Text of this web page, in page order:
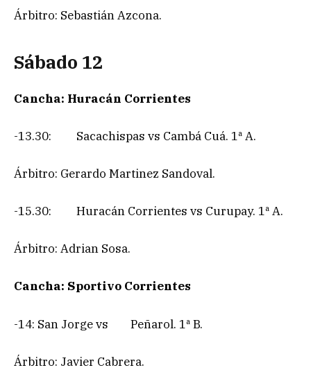
Árbitro: Sebastián Azcona.
Sábado 12
Cancha: Huracán Corrientes
-13.30: Sacachispas vs Cambá Cuá. 1ª A.
Árbitro: Gerardo Martinez Sandoval.
-15.30: Huracán Corrientes vs Curupay. 1ª A.
Árbitro: Adrian Sosa.
Cancha: Sportivo Corrientes
-14: San Jorge vs Peñarol. 1ª B.
Árbitro: Javier Cabrera.